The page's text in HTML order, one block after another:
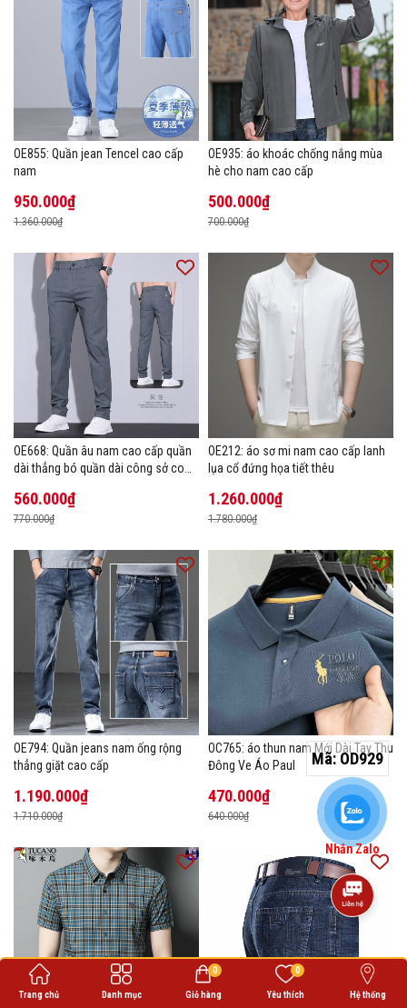
Mã:OD929
OE855: Quần jean Tencel cao cấp
nam
950.000₫
1.360.000₫
OE935: áo khoác chống nắng mùa
hè cho nam cao cấp
500.000₫
700.000₫
OE668: Quần âu nam cao cấp quần
dài thẳng bó quần dài công sở co
560.000₫
770.000₫
OE212: áo sơ mi nam cao cấp lanh
lụa cổ đứng họa tiết thêu
1.260.000₫
1.780.000₫
OE794: Quần jeans nam ống rộng
thẳng giặt cao cấp
1.190.000₫
1.710.000₫
OC765: áo thun nam Mới Dài Tay Thu
Đông Ve Áo Paul
470.000₫
640.000₫
Trang chủ Danh mục Giỏ hàng
0
Yêu thích
0
Hệ thống
Nhắn Zalo